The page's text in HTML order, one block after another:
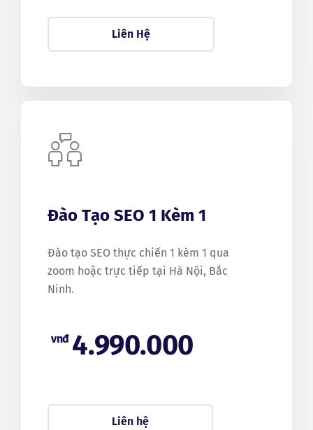
Liên Hệ
Đào Tạo SEO 1 Kèm 1
Đào tạo SEO thực chiến 1 kèm 1 qua
zoom hoặc trực tiếp tại Hà Nội, Bắc
Ninh.
vnđ 4.990.000
Liên hệ